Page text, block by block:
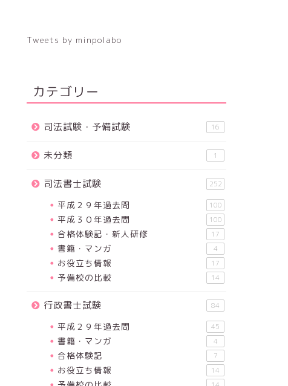
Tweets by minpolabo
カテゴリー
司法試験・予備試験 16
未分類 1
司法書士試験 252
平成２９年過去問 100
平成３０年過去問 100
合格体験記・新人研修 17
書籍・マンガ 4
お役立ち情報 17
予備校の比較 14
行政書士試験 84
平成２９年過去問 45
書籍・マンガ 4
合格体験記 7
お役立ち情報 14